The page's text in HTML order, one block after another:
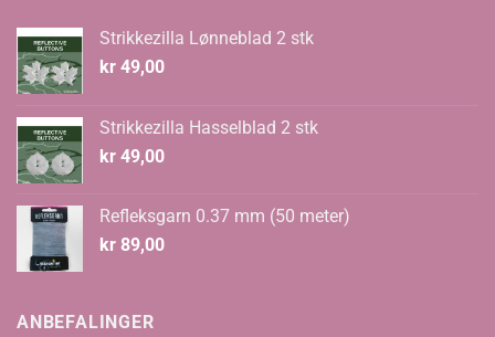
Strikkezilla Lønneblad 2 stk
kr 49,00
Strikkezilla Hasselblad 2 stk
kr 49,00
Refleksgarn 0.37 mm (50 meter)
kr 89,00
ANBEFALINGER